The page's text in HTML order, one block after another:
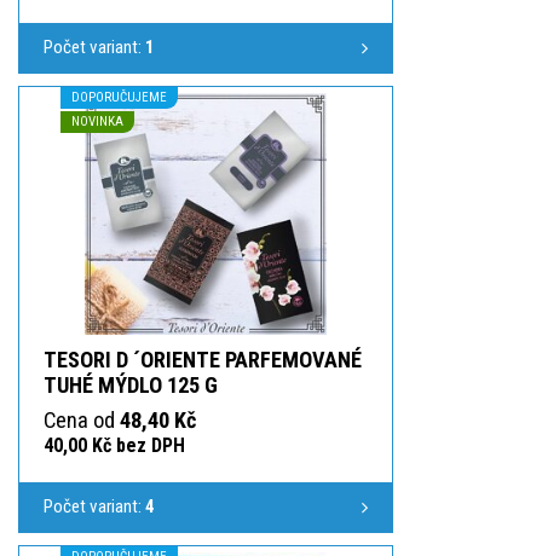
Počet variant: 1
DOPORUČUJEME
NOVINKA
TESORI D ´ORIENTE PARFEMOVANÉ
TUHÉ MÝDLO 125 G
Cena od 48,40 Kč
40,00 Kč bez DPH
Počet variant: 4